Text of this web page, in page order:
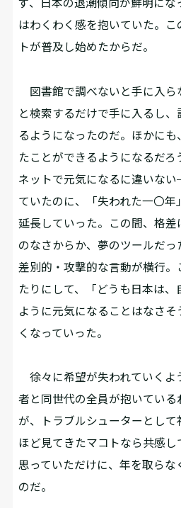
はわくわく感を抱いていた。
トが普及し始めたからだ。
図書館で調べないと手に入ら
と検索するだけで手に入るし
るようになったのだ。ほかに
たことができるようになるだろ
ネットで元気になるに違いな
ていたのに、「失われた一〇年
延長していった。この間、格
のなさからか、夢のツールだ
差別的・攻撃的な言動が横行。
たりにして、「どうも日本は、
ように元気になることはなさ
くなっていった。
徐々に希望が失われていくよ
者と同世代の全員が抱いている
が、トラブルシューターとして
ほど見てきたマコトなら共感し
思っていただけに、年を取ら
のだ。